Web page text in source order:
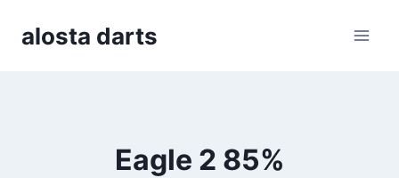
alosta darts
Eagle 2 85%